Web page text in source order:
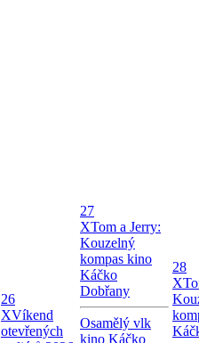
26
XVíkend
otevřených
27
XTom a Jerry:
Kouzelný
kompas kino
Káčko
Dobřany
Osamělý vlk
kino Káčko
28
X